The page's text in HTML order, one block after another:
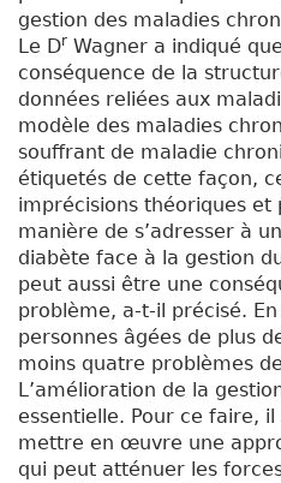
gestion des maladies
Le Dr Wagner a indiqué
conséquence de la
données reliées aux
modèle des maladies
souffrant de maladie
étiquetés de cette façon,
imprécisions théoriques et
manière de s’adresser à
diabète face à la gestion
peut aussi être une
problème, a-t-il précisé.
personnes âgées de plus
moins quatre problèmes
L’amélioration de la
essentielle. Pour ce faire,
mettre en œuvre une
qui peut atténuer les